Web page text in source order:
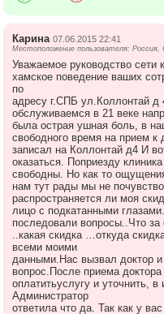
Карина 07.06.2015 22:41
Местоположение пользователя: Россия,
Уважаемое руководство
хамское поведение ваших
по
адресу г.СПБ ул.Коллонтай
обслуживаемся в 21 веке
была острая ушная боль, в
свободного время на прием к
записал на Коллонтай д4 И
оказаться. Поприезду
свободны. Но как то
нам тут рады мы не
распространяется ли моя
лицо с подкатанными
последовали вопросы..Что за
..какая скидка …откуда
всеми моими
данными.Нас вызвал доктор
вопрос.После приема
оплатитьуслугу и уточнить,
Администратор
ответила что да. Так как у